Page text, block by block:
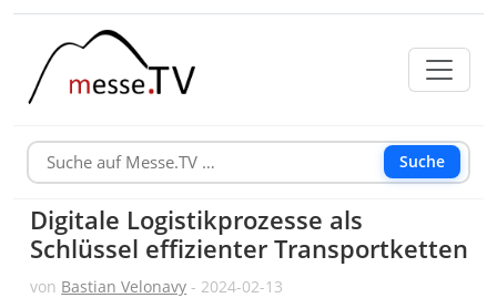
Suche
Digitale Logistikprozesse als
Schlüssel effizienter Transportketten
von Bastian Velonavy - 2024-02-13